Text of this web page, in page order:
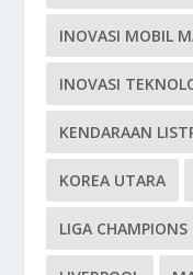
INOVASI MOBIL
INOVASI
KENDARAAN
KOREA UTARA
LIGA